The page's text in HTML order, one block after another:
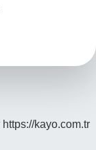
https://kayo.com.tr